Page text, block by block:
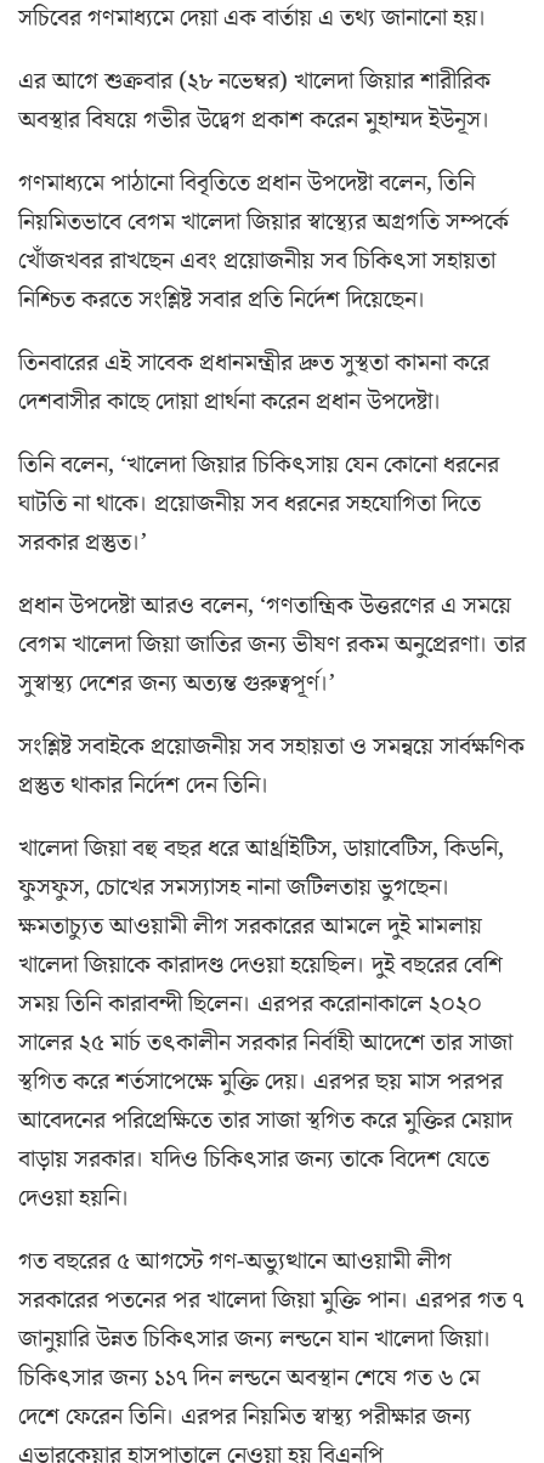
সচিবের গণমাধ্যমে দেয়া এক বার্তায় এ তথ্য জানানো হয়।
এর আগে শুক্রবার (২৮ নভেম্বর) খালেদা জিয়ার শারীরিক
অবস্থার বিষয়ে গভীর উদ্বেগ প্রকাশ করেন মুহাম্মদ ইউনূস।
গণমাধ্যমে পাঠানো বিবৃতিতে প্রধান উপদেষ্টা বলেন, তিনি
নিয়মিতভাবে বেগম খালেদা জিয়ার স্বাস্থ্যের অগ্রগতি সম্পর্কে
খোঁজখবর রাখছেন এবং প্রয়োজনীয় সব চিকিৎসা সহায়তা
নিশ্চিত করতে সংশ্লিষ্ট সবার প্রতি নির্দেশ দিয়েছেন।
তিনবারের এই সাবেক প্রধানমন্ত্রীর দ্রুত সুস্থতা কামনা করে
দেশবাসীর কাছে দোয়া প্রার্থনা করেন প্রধান উপদেষ্টা।
তিনি বলেন, ‘খালেদা জিয়ার চিকিৎসায় যেন কোনো ধরনের
ঘাটতি না থাকে। প্রয়োজনীয় সব ধরনের সহযোগিতা দিতে
সরকার প্রস্তুত।’
প্রধান উপদেষ্টা আরও বলেন, ‘গণতান্ত্রিক উত্তরণের এ সময়ে
বেগম খালেদা জিয়া জাতির জন্য ভীষণ রকম অনুপ্রেরণা। তার
সুস্বাস্থ্য দেশের জন্য অত্যন্ত গুরুত্বপূর্ণ।’
সংশ্লিষ্ট সবাইকে প্রয়োজনীয় সব সহায়তা ও সমন্বয়ে সার্বক্ষণিক
প্রস্তুত থাকার নির্দেশ দেন তিনি।
খালেদা জিয়া বহু বছর ধরে আর্থ্রাইটিস, ডায়াবেটিস, কিডনি,
ফুসফুস, চোখের সমস্যাসহ নানা জটিলতায় ভুগছেন।
ক্ষমতাচ্যুত আওয়ামী লীগ সরকারের আমলে দুই মামলায়
খালেদা জিয়াকে কারাদণ্ড দেওয়া হয়েছিল। দুই বছরের বেশি
সময় তিনি কারাবন্দী ছিলেন। এরপর করোনাকালে ২০২০
সালের ২৫ মার্চ তৎকালীন সরকার নির্বাহী আদেশে তার সাজা
স্থগিত করে শর্তসাপেক্ষে মুক্তি দেয়। এরপর ছয় মাস পরপর
আবেদনের পরিপ্রেক্ষিতে তার সাজা স্থগিত করে মুক্তির মেয়াদ
বাড়ায় সরকার। যদিও চিকিৎসার জন্য তাকে বিদেশ যেতে
দেওয়া হয়নি।
গত বছরের ৫ আগস্টে গণ-অভ্যুত্থানে আওয়ামী লীগ
সরকারের পতনের পর খালেদা জিয়া মুক্তি পান। এরপর গত ৭
জানুয়ারি উন্নত চিকিৎসার জন্য লন্ডনে যান খালেদা জিয়া।
চিকিৎসার জন্য ১১৭ দিন লন্ডনে অবস্থান শেষে গত ৬ মে
দেশে ফেরেন তিনি। এরপর নিয়মিত স্বাস্থ্য পরীক্ষার জন্য
এভারকেয়ার হাসপাতালে নেওয়া হয় বিএনপি